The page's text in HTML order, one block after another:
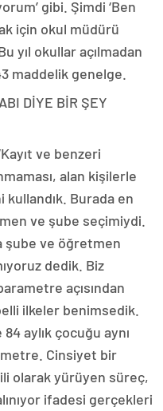
gibi. Şimdi ‘Ben
için okul müdürü
yıl okullar açılmadan
maddelik genelge.
DİYE BİR ŞEY
ve benzeri
alan kişilerle
kullandık. Burada en
ve şube seçimiydi.
şube ve öğretmen
dedik. Biz
açısından
ilkeler benimsedik.
aylık çocuğu aynı
Cinsiyet bir
olarak yürüyen süreç,
ifadesi gerçekleri